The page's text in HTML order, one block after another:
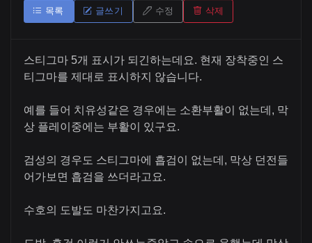
목록 글쓰기 수정 삭제
스티그마 5개 표시가 되긴하는데요. 현재 장착중인 스
티그마를 제대로 표시하지 않습니다.
예를 들어 치유성같은 경우에는 소환부활이 없는데, 막
상 플레이중에는 부활이 있구요.
검성의 경우도 스티그마에 흡검이 없는데, 막상 던전들
어가보면 흡검을 쓰더라고요.
수호의 도발도 마찬가지고요.